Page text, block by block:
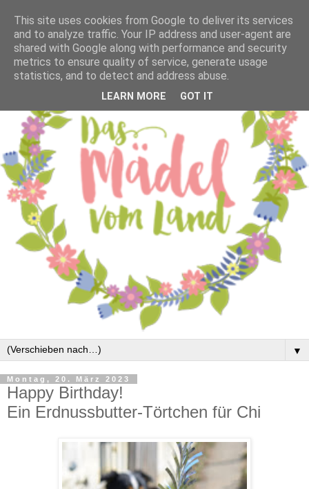
▼
Montag, 20. März 2023
Happy Birthday!
Ein Erdnussbutter-Törtchen für Chi
This site uses cookies from Google to deliver its services
and to analyze traffic. Your IP address and user-agent are
shared with Google along with performance and security
metrics to ensure quality of service, generate usage
statistics, and to detect and address abuse.
LEARN MORE GOT IT